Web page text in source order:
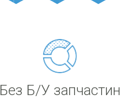
Без Б/У запчастин